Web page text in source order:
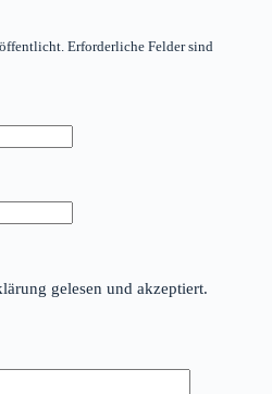
Erforderliche Felder sind
gelesen und akzeptiert.